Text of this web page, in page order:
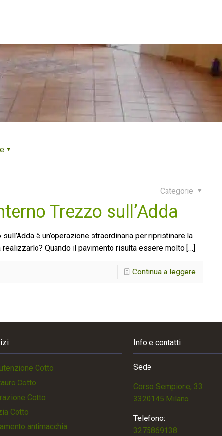
Categorie
Trezzo sull’Adda
è un’operazione straordinaria per ripristinare la
Quando il pavimento risulta essere molto […]
Continua a leggere
Cotto
Cotto
Cotto
Cotto
antimacchia
Info e contatti
Sede
Corso Sempione, 33
3320145 Milano
Telefono:
3275869138